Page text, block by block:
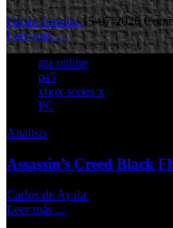
Oscar Torroba15-07-2026
Leer más ...
gta online
ps5
xbox series x
PC
Analisis
Assassin’s Creed Black
Carlos de Ayala
Leer más ...